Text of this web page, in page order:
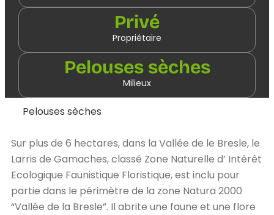
Privé
Propriétaire
Pelouses sèches
Milieux
Pelouses sèches
Sur plus de 6 hectares, dans la Vallée de le Bresle, le
Larris de Gamaches, classé Zone Naturelle d’ Intérêt
Ecologique Faunistique Floristique, est inclu pour
partie dans le périmètre de la zone Natura 2000
“Vallée de la Bresle”. Il abrite une faune et une flore